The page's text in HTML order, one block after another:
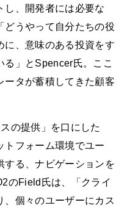
し、開発者には必要な
どうやって自分たちの役
に、意味のある投資をす
る」とSpencer氏。ここ
ータが蓄積してきた顧客
の提供」を口にした
トフォーム環境でユー
する、ナビゲーションを
のField氏は、「クライ
、個々のユーザーにカス